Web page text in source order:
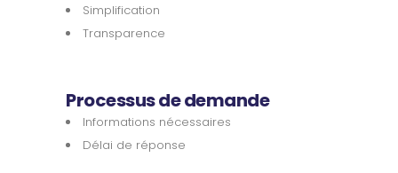
Simplification
Transparence
Processus de demande
Informations nécessaires
Délai de réponse